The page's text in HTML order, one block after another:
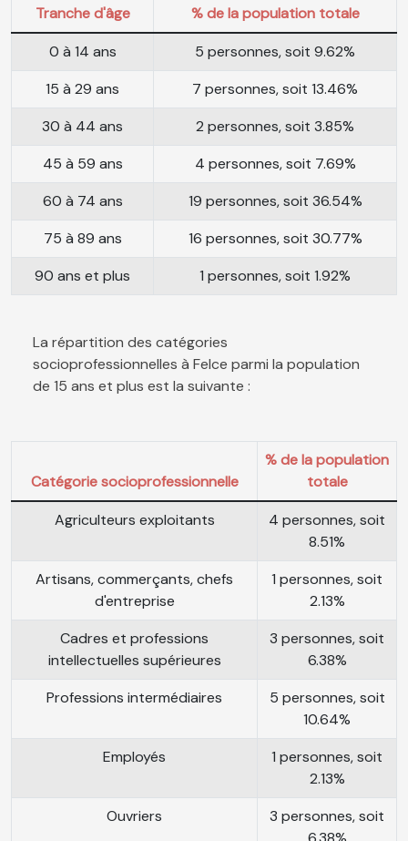
Tranche d'âge
% de la population totale
0 à 14 ans
5 personnes, soit 9.62%
15 à 29 ans
7 personnes, soit 13.46%
30 à 44 ans
2 personnes, soit 3.85%
45 à 59 ans
4 personnes, soit 7.69%
60 à 74 ans
19 personnes, soit 36.54%
75 à 89 ans
16 personnes, soit 30.77%
90 ans et plus
1 personnes, soit 1.92%
La répartition des catégories
socioprofessionnelles à Felce parmi la population
de 15 ans et plus est la suivante :
Catégorie socioprofessionnelle
% de la population
totale
Agriculteurs exploitants
4 personnes, soit
8.51%
Artisans, commerçants, chefs
d'entreprise
1 personnes, soit
2.13%
Cadres et professions
intellectuelles supérieures
3 personnes, soit
6.38%
Professions intermédiaires
5 personnes, soit
10.64%
Employés
1 personnes, soit
2.13%
Ouvriers
3 personnes, soit